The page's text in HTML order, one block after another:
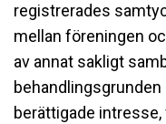
registrerades
mellan föreningen
av annat sakligt
berättigade